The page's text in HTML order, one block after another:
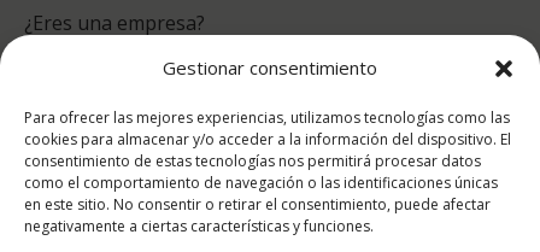
Gestionar consentimiento
Para ofrecer las mejores experiencias, utilizamos tecnologías como las
cookies para almacenar y/o acceder a la información del dispositivo. El
consentimiento de estas tecnologías nos permitirá procesar datos
como el comportamiento de navegación o las identificaciones únicas
en este sitio. No consentir o retirar el consentimiento, puede afectar
negativamente a ciertas características y funciones.
¿Eres una empresa?
puntuación para ESAH
9.4/10
basado en1331
Valoraciones soportado por
eKomi